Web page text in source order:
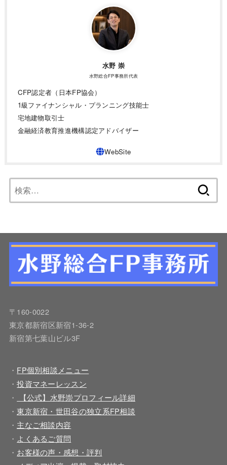
水野 崇
水野総合FP事務所代表
CFP認定者（日本FP協会）
1級ファイナンシャル・プランニング技能士
宅地建物取引士
金融経済教育推進機構認定アドバイザー
索:
〒160-0022
東京都新宿区新宿1-36-2
新宿第七葉山ビル3F
・ FP個別相談メニュー
・投資マネーレッスン
・
【公式】水野崇プロフィール詳細
・東京新宿・世田谷の独立系FP相談
・ 主なご相談内容
・ よくあるご質問
・ お客様の声・感想・評判